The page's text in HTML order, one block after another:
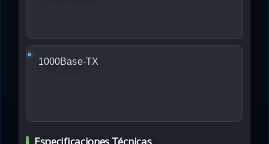
1000Base-TX